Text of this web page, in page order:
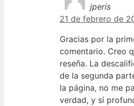
jperis
21 de febrero de
Gracias por la
comentario. Creo
reseña. La
de la segunda
la página, no me
verdad, y sí